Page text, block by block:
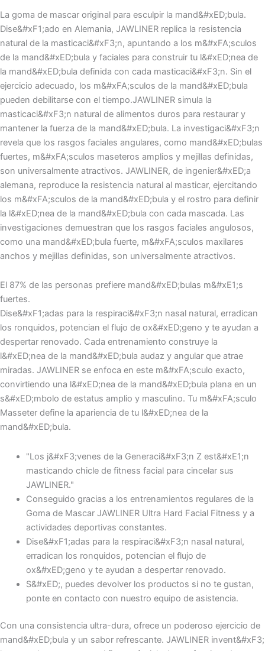
La goma de mascar original para esculpir la mand&#xED;bula.
Dise&#xF1;ado en Alemania, JAWLINER replica la resistencia
natural de la masticaci&#xF3;n, apuntando a los m&#xFA;sculos
de la mand&#xED;bula y faciales para construir tu l&#xED;nea de
la mand&#xED;bula definida con cada masticaci&#xF3;n. Sin el
ejercicio adecuado, los m&#xFA;sculos de la mand&#xED;bula
pueden debilitarse con el tiempo.JAWLINER simula la
masticaci&#xF3;n natural de alimentos duros para restaurar y
mantener la fuerza de la mand&#xED;bula. La investigaci&#xF3;n
revela que los rasgos faciales angulares, como mand&#xED;bulas
fuertes, m&#xFA;sculos maseteros amplios y mejillas definidas,
son universalmente atractivos. JAWLINER, de ingenier&#xED;a
alemana, reproduce la resistencia natural al masticar, ejercitando
los m&#xFA;sculos de la mand&#xED;bula y el rostro para definir
la l&#xED;nea de la mand&#xED;bula con cada mascada. Las
investigaciones demuestran que los rasgos faciales angulosos,
como una mand&#xED;bula fuerte, m&#xFA;sculos maxilares
anchos y mejillas definidas, son universalmente atractivos.
El 87% de las personas prefiere mand&#xED;bulas m&#xE1;s
fuertes.
Dise&#xF1;adas para la respiraci&#xF3;n nasal natural, erradican
los ronquidos, potencian el flujo de ox&#xED;geno y te ayudan a
despertar renovado. Cada entrenamiento construye la
l&#xED;nea de la mand&#xED;bula audaz y angular que atrae
miradas. JAWLINER se enfoca en este m&#xFA;sculo exacto,
convirtiendo una l&#xED;nea de la mand&#xED;bula plana en un
s&#xED;mbolo de estatus amplio y masculino. Tu m&#xFA;sculo
Masseter define la apariencia de tu l&#xED;nea de la
mand&#xED;bula.
"Los j&#xF3;venes de la Generaci&#xF3;n Z est&#xE1;n
masticando chicle de fitness facial para cincelar sus
JAWLINER."
Conseguido gracias a los entrenamientos regulares de la
Goma de Mascar JAWLINER Ultra Hard Facial Fitness y a
actividades deportivas constantes.
Dise&#xF1;adas para la respiraci&#xF3;n nasal natural,
erradican los ronquidos, potencian el flujo de
ox&#xED;geno y te ayudan a despertar renovado.
S&#xED;, puedes devolver los productos si no te gustan,
ponte en contacto con nuestro equipo de asistencia.
Con una consistencia ultra-dura, ofrece un poderoso ejercicio de
mand&#xED;bula y un sabor refrescante. JAWLINER invent&#xF3;